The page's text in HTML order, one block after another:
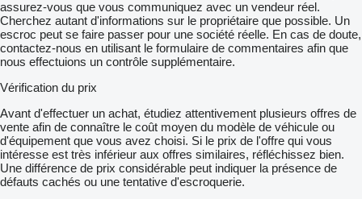
assurez-vous que vous communiquez avec un vendeur réel.
Cherchez autant d'informations sur le propriétaire que possible. Un
escroc peut se faire passer pour une société réelle. En cas de doute,
contactez-nous en utilisant le formulaire de commentaires afin que
nous effectuions un contrôle supplémentaire.
Vérification du prix
Avant d'effectuer un achat, étudiez attentivement plusieurs offres de
vente afin de connaître le coût moyen du modèle de véhicule ou
d'équipement que vous avez choisi. Si le prix de l'offre qui vous
intéresse est très inférieur aux offres similaires, réfléchissez bien.
Une différence de prix considérable peut indiquer la présence de
défauts cachés ou une tentative d'escroquerie.